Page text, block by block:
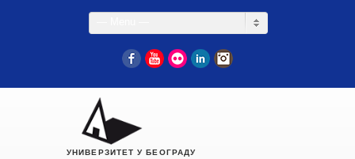
FacebookYouTube
Flickr LinkedIn
УНИВЕРЗИТЕТ У БЕОГРАДУ